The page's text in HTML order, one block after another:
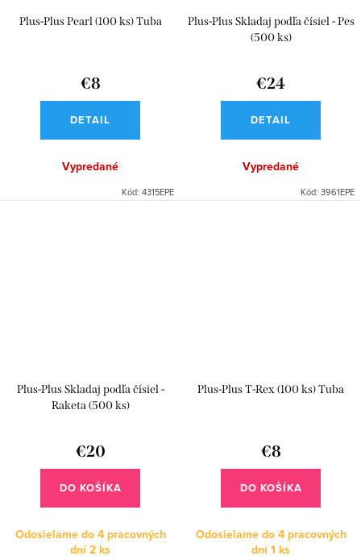
Plus-Plus Pearl (100 ks) Tuba
€8
DETAIL
Vypredané
Kód: 4315EPE
Plus-Plus Skladaj podľa čísiel - Pes
(500 ks)
€24
DETAIL
Vypredané
Kód: 3961EPE
Plus-Plus Skladaj podľa čísiel -
Raketa (500 ks)
€20
DO KOŠÍKA
Odosielame do 4 pracovných
dní2 ks
Plus-Plus T-Rex (100 ks) Tuba
€8
DO KOŠÍKA
Odosielame do 4 pracovných
dní1 ks